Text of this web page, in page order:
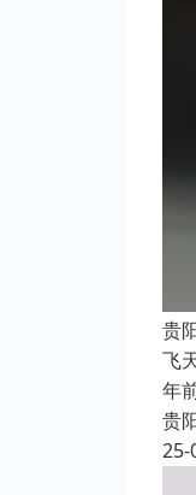
贵
飞
年
贵
25-